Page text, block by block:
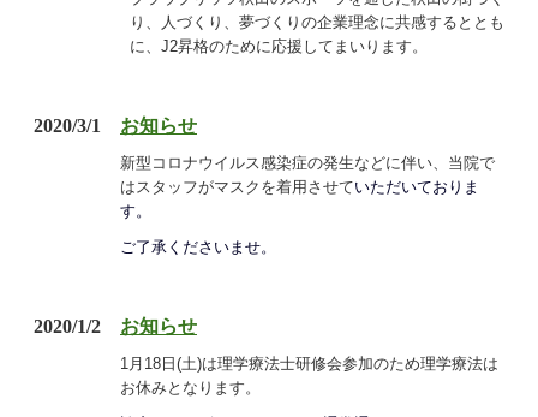
り、人づくり、夢づくりの企業理念に共感するととも
に、J2昇格のために応援してまいります。
2020/3/1 お知らせ
新型コロナウイルス感染症の発生などに伴い、当院で
はスタッフがマスクを着用させていただいておりま
す。
ご了承くださいませ。
2020/1/2 お知らせ
1月18日(土)は理学療法士研修会参加のため理学療法は
お休みとなります。